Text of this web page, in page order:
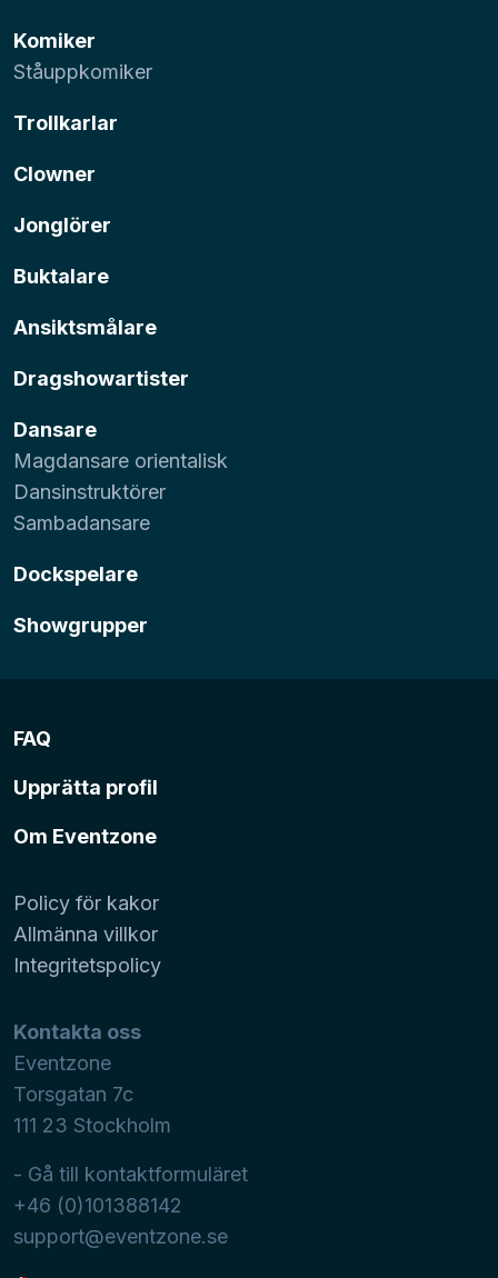
Komiker
Ståuppkomiker
Trollkarlar
Clowner
Jonglörer
Buktalare
Ansiktsmålare
Dragshowartister
Dansare
Magdansare orientalisk
Dansinstruktörer
Sambadansare
Dockspelare
Showgrupper
FAQ
Upprätta profil
Om Eventzone
Policy för kakor
Allmänna villkor
Integritetspolicy
Kontakta oss
Eventzone
Torsgatan 7c
111 23 Stockholm
- Gå till kontaktformuläret
+46 (0)101388142
support@eventzone.se